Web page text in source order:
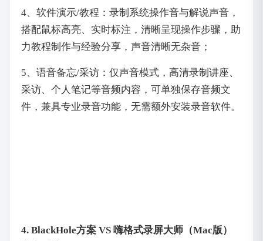
4、软件演示/教程：录制系统操作音与解说声音，
搭配鼠标高亮、实时标注，清晰呈现操作步骤，助
力教程制作与经验分享，声音清晰无杂音；
5、语音备忘/采访：仅声音模式，高清录制讲座、
采访、个人笔记等音频内容，可单独保存音频文
件，兼具专业录音功能，无需额外安装录音软件。
4. BlackHole方案 VS 嗨格式录屏大师（Mac版）